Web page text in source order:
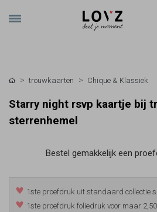
trouwkaarten Chique & Klassiek
Starry night rsvp kaartje bij
sterrenhemel
Bestel gemakkelijk een
1ste proefdruk uit standaard collectie
1ste proefdruk foliedruk voor maar 2,50